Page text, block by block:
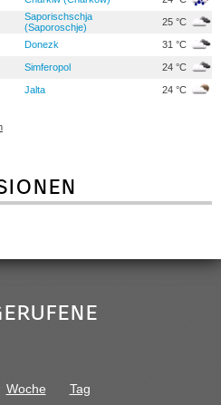
Saporischschja
(Saporoschje)
25 °C
Donezk 31 °C
Simferopol 24 °C
Jalta
24 °C
Woche Tag